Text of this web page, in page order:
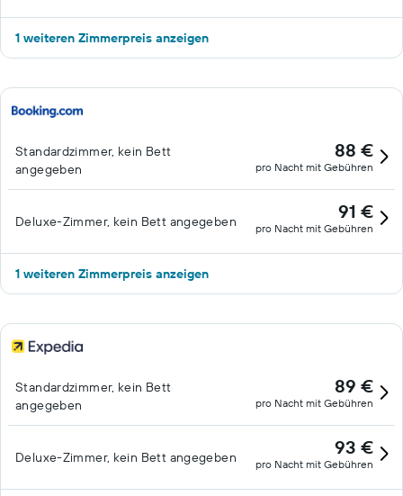
1 weiteren Zimmerpreis anzeigen
Standardzimmer, kein Bett
angegeben
88 €
pro Nacht mit Gebühren
Deluxe-Zimmer, kein Bett angegeben 91 €
pro Nacht mit Gebühren
1 weiteren Zimmerpreis anzeigen
Standardzimmer, kein Bett
angegeben
89 €
pro Nacht mit Gebühren
Deluxe-Zimmer, kein Bett angegeben 93 €
pro Nacht mit Gebühren